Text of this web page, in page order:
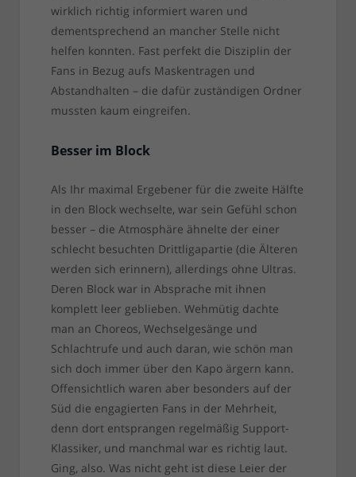
wirklich richtig informiert waren und
dementsprechend an mancher Stelle nicht
helfen konnten. Fast perfekt die Disziplin der
Fans in Bezug aufs Maskentragen und
Abstandhalten – die dafür zuständigen Ordner
mussten kaum eingreifen.
Besser im Block
Als Ihr maximal Ergebener für die zweite Hälfte
in den Block wechselte, war sein Gefühl schon
besser – die Atmosphäre ähnelte der einer
schlecht besuchten Drittligapartie (die Älteren
werden sich erinnern), allerdings ohne Ultras.
Deren Block war in Absprache mit ihnen
komplett leer geblieben. Wehmütig dachte
man an Choreos, Wechselgesänge und
Schlachtrufe und auch daran, wie schön man
sich doch immer über den Kapo ärgern kann.
Offensichtlich waren aber besonders auf der
Süd die engagierten Fans in der Mehrheit,
denn dort entsprangen regelmäßig Support-
Klassiker, und manchmal war es richtig laut.
Ging, also. Was nicht geht ist diese Leier der